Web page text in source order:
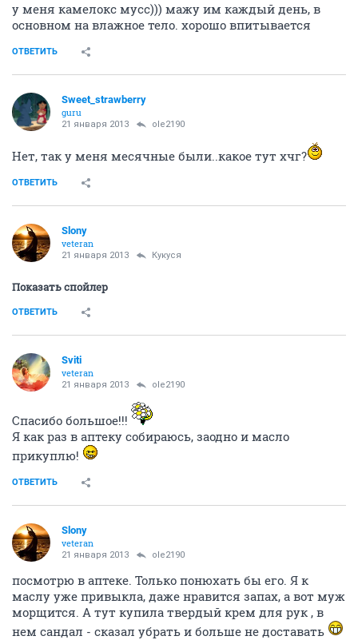
у меня камелокс мусс))) мажу им каждый день, в
основном на влажное тело. хорошо впитывается
ОТВЕТИТЬ
Sweet_strawberry
guru
21 января 2013 ole2190
Нет, так у меня месячные были..какое тут хчг?
ОТВЕТИТЬ
Slony
veteran
21 января 2013 Кукуся
Показать спойлер
ОТВЕТИТЬ
Sviti
veteran
21 января 2013 ole2190
Спасибо большое!!!
Я как раз в аптеку собираюсь, заодно и масло
прикуплю!
ОТВЕТИТЬ
Slony
veteran
21 января 2013 ole2190
посмотрю в аптеке. Только понюхать бы его. Я к
маслу уже привыкла, даже нравится запах, а вот муж
морщится. А тут купила твердый крем для рук , в
нем сандал - сказал убрать и больше не доставать